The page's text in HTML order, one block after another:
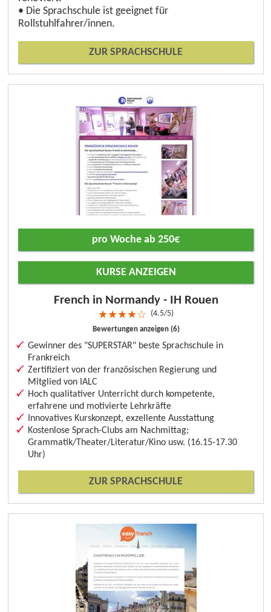
• Die Sprachschule ist geeignet für
Rollstuhlfahrer/innen.
ZUR SPRACHSCHULE
French in Normandy - IH Rouen
★★★★☆ 4.5/5
Bewertungen anzeigen (6)
Gewinner des "SUPERSTAR" beste Sprachschule in
Frankreich
Zertifiziert von der französischen Regierung und
Mitglied von IALC
Hoch qualitativer Unterricht durch kompetente,
erfahrene und motivierte Lehrkräfte
Innovatives Kurskonzept, exzellente Ausstattung
Kostenlose Sprach-Clubs am Nachmittag;
Grammatik/Theater/Literatur/Kino usw. (16.15-17.30
Uhr)
ZUR SPRACHSCHULE
pro Woche ab 250€
KURSE ANZEIGEN